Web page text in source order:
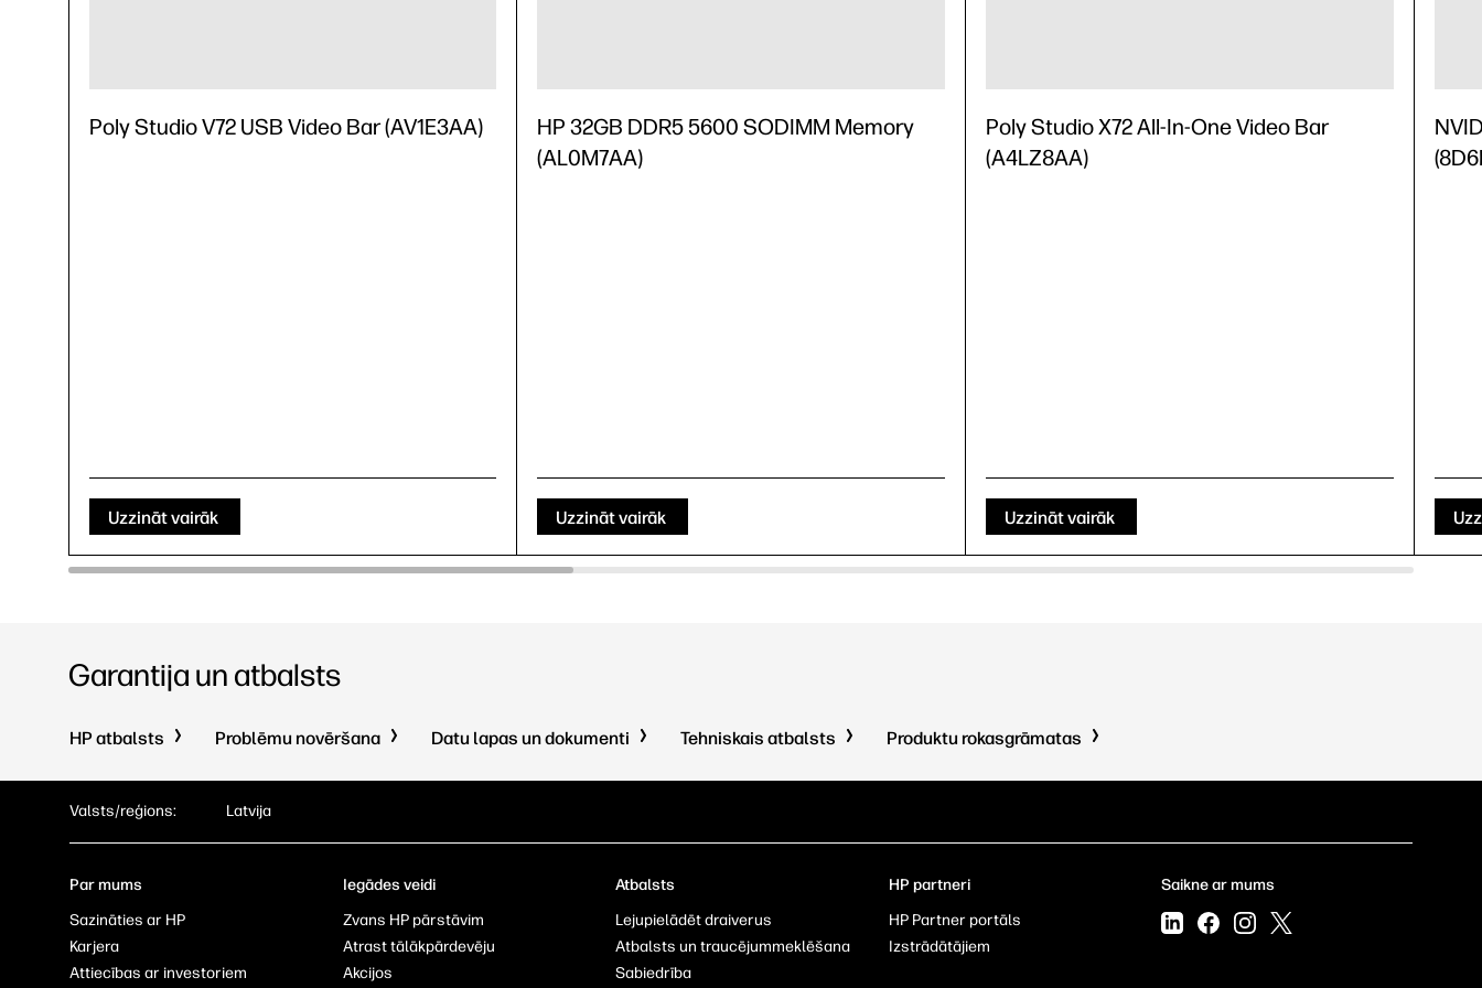
Poly Studio V72 USB Video Bar (AV1E3AA)
Uzzināt vairāk
HP 32GB DDR5 5600 SODIMM Memory
(AL0M7AA)
Uzzināt vairāk
Poly Studio X72 All-In-One Video Bar
(A4LZ8AA)
Uzzināt vairāk
Garantija un atbalsts
HP atbalsts Problēmu novēršana Datu lapas un dokumenti Tehniskais atbalsts Produktu rokasgrāmatas
Valsts/reģions: Latvija
Par mums
Sazināties ar HP
Karjera
Attiecības ar investoriem
Iegādes veidi
Zvans HP pārstāvim
Atrast tālākpārdevēju
Akcijos
Atbalsts
Lejupielādēt draiverus
Atbalsts un traucējummeklēšana
Sabiedrība
HP partneri
HP Partner portāls
Izstrādātājiem
Saikne ar mums